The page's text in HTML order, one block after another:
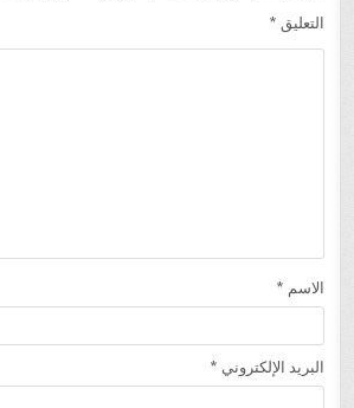
التعليق *
الاسم *
البريد الإلكتروني *